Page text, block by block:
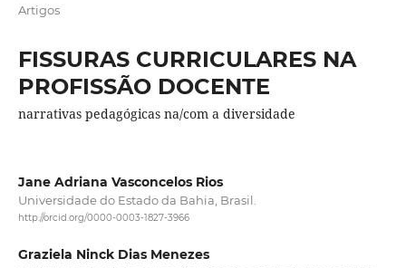
Artigos
FISSURAS CURRICULARES NA
PROFISSÃO DOCENTE
narrativas pedagógicas na/com a diversidade
Jane Adriana Vasconcelos Rios
Universidade do Estado da Bahia, Brasil.
http://orcid.org/0000-0003-1827-3966
Graziela Ninck Dias Menezes